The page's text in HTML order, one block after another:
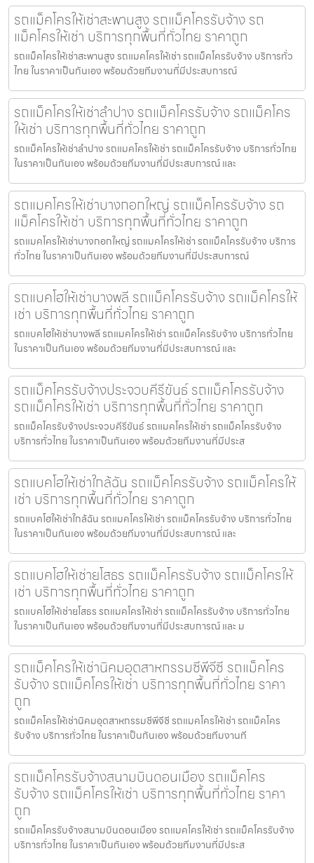
รถแม็คโครให้เช่าสะพานสูง รถแม็คโครรับจ้าง รถ
แม็คโครให้เช่า บริการทุกพื้นที่ทั่วไทย ราคาถูก
รถแม็คโครให้เช่าสะพานสูง รถแมคโครให้เช่า รถแม็คโครรับจ้าง บริการทั่ว
ไทย ในราคาเป็นกันเอง พร้อมด้วยทีมงานที่มีประสบการณ์
รถแม็คโครให้เช่าลำปาง รถแม็คโครรับจ้าง รถแม็คโคร
ให้เช่า บริการทุกพื้นที่ทั่วไทย ราคาถูก
รถแม็คโครให้เช่าลำปาง รถแมคโครให้เช่า รถแม็คโครรับจ้าง บริการทั่วไทย
ในราคาเป็นกันเอง พร้อมด้วยทีมงานที่มีประสบการณ์ และ
รถแมคโครให้เช่าบางกอกใหญ่ รถแม็คโครรับจ้าง รถ
แม็คโครให้เช่า บริการทุกพื้นที่ทั่วไทย ราคาถูก
รถแมคโครให้เช่าบางกอกใหญ่ รถแมคโครให้เช่า รถแม็คโครรับจ้าง บริการ
ทั่วไทย ในราคาเป็นกันเอง พร้อมด้วยทีมงานที่มีประสบการณ์
รถแบคโฮให้เช่าบางพลี รถแม็คโครรับจ้าง รถแม็คโครให้
เช่า บริการทุกพื้นที่ทั่วไทย ราคาถูก
รถแบคโฮให้เช่าบางพลี รถแมคโครให้เช่า รถแม็คโครรับจ้าง บริการทั่วไทย
ในราคาเป็นกันเอง พร้อมด้วยทีมงานที่มีประสบการณ์ และ
รถแม็คโครรับจ้างประจวบคีรีขันธ์ รถแม็คโครรับจ้าง
รถแม็คโครให้เช่า บริการทุกพื้นที่ทั่วไทย ราคาถูก
รถแม็คโครรับจ้างประจวบคีรีขันธ์ รถแมคโครให้เช่า รถแม็คโครรับจ้าง
บริการทั่วไทย ในราคาเป็นกันเอง พร้อมด้วยทีมงานที่มีประส
รถแบคโฮให้เช่าใกล้ฉัน รถแม็คโครรับจ้าง รถแม็คโครให้
เช่า บริการทุกพื้นที่ทั่วไทย ราคาถูก
รถแบคโฮให้เช่าใกล้ฉัน รถแมคโครให้เช่า รถแม็คโครรับจ้าง บริการทั่วไทย
ในราคาเป็นกันเอง พร้อมด้วยทีมงานที่มีประสบการณ์ และ
รถแบคโฮให้เช่ายโสธร รถแม็คโครรับจ้าง รถแม็คโครให้
เช่า บริการทุกพื้นที่ทั่วไทย ราคาถูก
รถแบคโฮให้เช่ายโสธร รถแมคโครให้เช่า รถแม็คโครรับจ้าง บริการทั่วไทย
ในราคาเป็นกันเอง พร้อมด้วยทีมงานที่มีประสบการณ์ และ ม
รถแม็คโครให้เช่านิคมอุตสาหกรรมซีพีจีซี รถแม็คโคร
รับจ้าง รถแม็คโครให้เช่า บริการทุกพื้นที่ทั่วไทย ราคา
ถูก
รถแม็คโครให้เช่านิคมอุตสาหกรรมซีพีจีซี รถแมคโครให้เช่า รถแม็คโคร
รับจ้าง บริการทั่วไทย ในราคาเป็นกันเอง พร้อมด้วยทีมงานที
รถแม็คโครรับจ้างสนามบินดอนเมือง รถแม็คโคร
รับจ้าง รถแม็คโครให้เช่า บริการทุกพื้นที่ทั่วไทย ราคา
ถูก
รถแม็คโครรับจ้างสนามบินดอนเมือง รถแมคโครให้เช่า รถแม็คโครรับจ้าง
บริการทั่วไทย ในราคาเป็นกันเอง พร้อมด้วยทีมงานที่มีประส